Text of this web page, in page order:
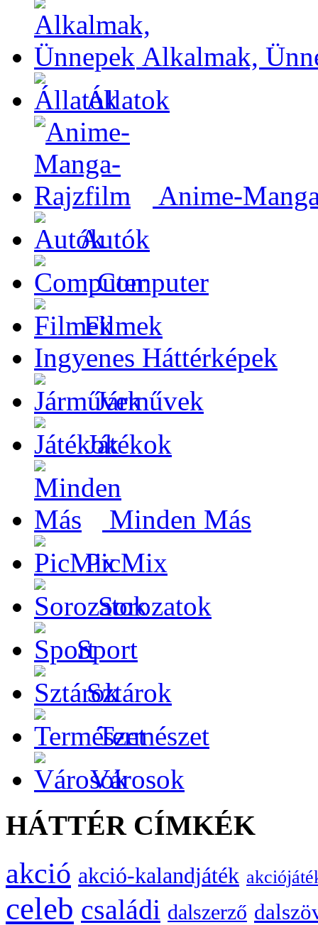
Alkalmak,
Állatok
Anime-
Autók
Computer
Filmek
Ingyenes Háttérképek
Járművek
Játékok
Minden Más
PicMix
Sorozatok
Sport
Sztárok
Természet
Városok
HÁTTÉR CÍMKÉK
akció akció-kalandjáték
celeb családi dalszerző